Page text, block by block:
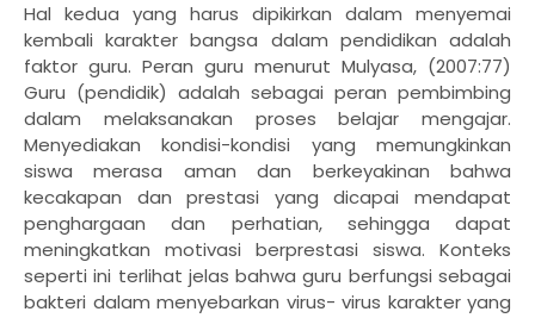
Hal kedua yang harus dipikirkan dalam menyemai
kembali karakter bangsa dalam pendidikan adalah
faktor guru. Peran guru menurut Mulyasa, (2007:77)
Guru (pendidik) adalah sebagai peran pembimbing
dalam melaksanakan proses belajar mengajar.
Menyediakan kondisi-kondisi yang memungkinkan
siswa merasa aman dan berkeyakinan bahwa
kecakapan dan prestasi yang dicapai mendapat
penghargaan dan perhatian, sehingga dapat
meningkatkan motivasi berprestasi siswa. Konteks
seperti ini terlihat jelas bahwa guru berfungsi sebagai
bakteri dalam menyebarkan virus- virus karakter yang